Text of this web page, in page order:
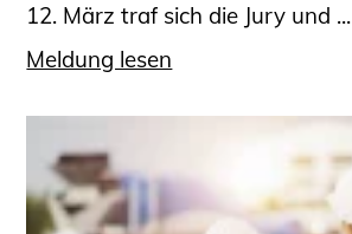
12. März traf sich die Jury und ...
Meldung lesen